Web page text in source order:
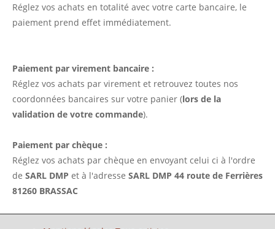
Réglez vos achats en totalité avec votre carte bancaire, le
paiement prend effet immédiatement.
Paiement par virement bancaire :
Réglez vos achats par virement et retrouvez toutes nos
coordonnées bancaires sur votre panier (lors de la
validation de votre commande).
Paiement par chèque :
Réglez vos achats par chèque en envoyant celui ci à l'ordre
de SARL DMP et à l'adresse SARL DMP 44 route de Ferrières
81260 BRASSAC